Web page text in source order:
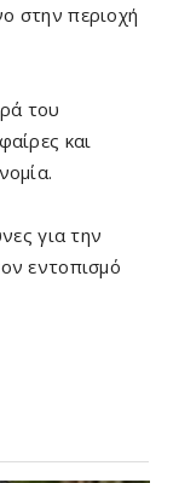
στην περιοχή
του
και
για την
εντοπισμό